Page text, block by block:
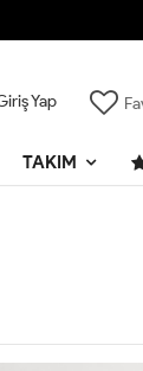
Yap
TAKIM